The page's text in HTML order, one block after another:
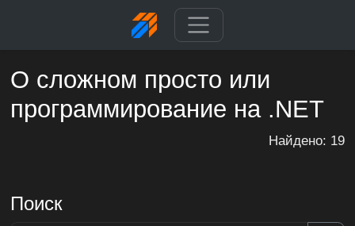
О сложном просто или
программирование на .NET
Найдено: 19
Поиск